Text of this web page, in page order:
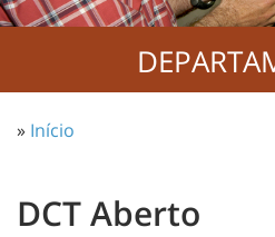
» Início
DCT Aberto